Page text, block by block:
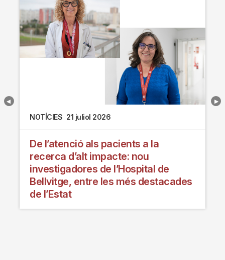
NOTÍCIES 21 juliol 2026
De l’atenció als pacients a la
recerca d’alt impacte: nou
investigadores de l’Hospital de
Bellvitge, entre les més destacades
de l’Estat